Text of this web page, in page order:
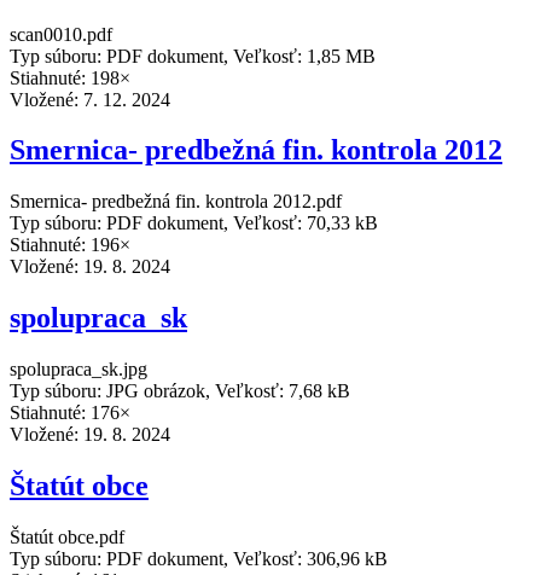
scan0010.pdf
Typ súboru: PDF dokument, Veľkosť: 1,85 MB
Stiahnuté: 198×
Vložené: 7. 12. 2024
Smernica- predbežná fin. kontrola 2012
Smernica- predbežná fin. kontrola 2012.pdf
Typ súboru: PDF dokument, Veľkosť: 70,33 kB
Stiahnuté: 196×
Vložené: 19. 8. 2024
spolupraca_sk
spolupraca_sk.jpg
Typ súboru: JPG obrázok, Veľkosť: 7,68 kB
Stiahnuté: 176×
Vložené: 19. 8. 2024
Štatút obce
Štatút obce.pdf
Typ súboru: PDF dokument, Veľkosť: 306,96 kB